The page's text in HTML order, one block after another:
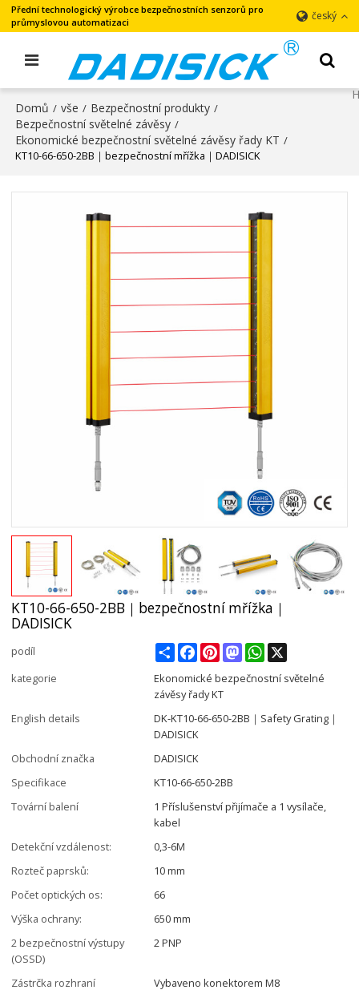
Přední technologický výrobce bezpečnostních senzorů pro
průmyslovou automatizaci
český
Domů / vše / Bezpečnostní produkty /
Bezpečnostní světelné závěsy /
Ekonomické bezpečnostní světelné závěsy řady KT /
KT10-66-650-2BB｜bezpečnostní mřížka｜DADISICK
KT10-66-650-2BB｜bezpečnostní mřížka｜
DADISICK
podíl ShareFacebookPinterestMastodonWhatsApp
kategorie
Ekonomické bezpečnostní světelné
závěsy řady KT
English details
DK-KT10-66-650-2BB｜Safety Grating｜
DADISICK
Obchodní značka
DADISICK
Specifikace
KT10-66-650-2BB
Tovární balení
1 Příslušenství přijímače a 1 vysílače,
kabel
Detekční vzdálenost:
0,3-6M
Rozteč paprsků:
10 mm
Počet optických os:
66
Výška ochrany:
650 mm
2 bezpečnostní výstupy
(OSSD)
2 PNP
Zástrčka rozhraní
Vybaveno konektorem M8